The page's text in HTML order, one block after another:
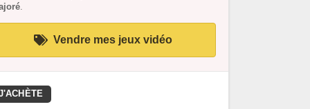
.
Vendre mes jeux vidéo